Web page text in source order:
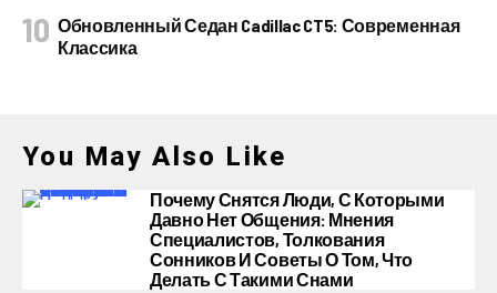
Обновленный Седан Cadillac CT5: Современная
Классика
You May Also Like
Почему Снятся Люди, С Которыми
Давно Нет Общения: Мнения
Специалистов, Толкования
Сонников И Советы О Том, Что
Делать С Такими Снами